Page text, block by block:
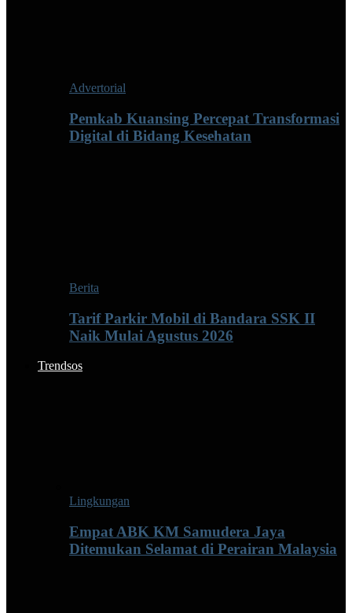
Advertorial
Pemkab Kuansing Percepat Transformasi
Digital di Bidang Kesehatan
Berita
Tarif Parkir Mobil di Bandara SSK II
Naik Mulai Agustus 2026
Trendsos
Lingkungan
Empat ABK KM Samudera Jaya
Ditemukan Selamat di Perairan Malaysia